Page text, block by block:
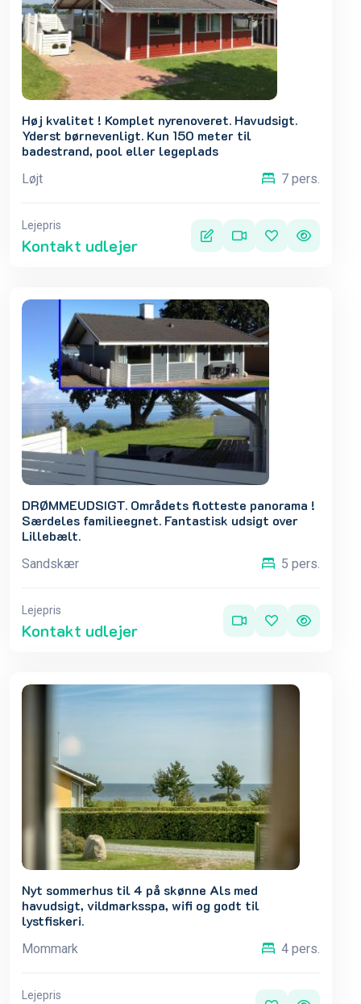
Høj kvalitet ! Komplet nyrenoveret. Havudsigt.
Yderst børnevenligt. Kun 150 meter til
badestrand, pool eller legeplads
Løjt 7 pers.
Lejepris
Kontakt udlejer
DRØMMEUDSIGT. Områdets flotteste panorama !
Særdeles familieegnet. Fantastisk udsigt over
Lillebælt.
Sandskær 5 pers.
Lejepris
Kontakt udlejer
Nyt sommerhus til 4 på skønne Als med
havudsigt, vildmarksspa, wifi og godt til
lystfiskeri.
Mommark 4 pers.
Lejepris